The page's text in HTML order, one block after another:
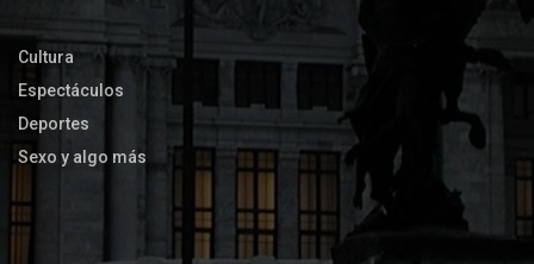
Cultura
Espectáculos
Deportes
Sexo y algo más